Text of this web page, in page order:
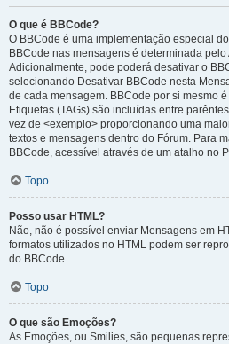
O que é BBCode?
O BBCode é uma implementação especial
BBCode nas mensagens é determinada
Adicionalmente, pode poderá desativar o
selecionando Desativar BBCode nesta
de cada mensagem. BBCode por si mesmo
Etiquetas (TAGs) são incluídas entre
vez de <exemplo> proporcionando uma
textos e mensagens dentro do Fórum. Para
BBCode, acessível através de um atalho no
Topo
Posso usar HTML?
Não, não é possível enviar Mensagens em
formatos utilizados no HTML podem ser
do BBCode.
Topo
O que são Emoções?
As Emoções, ou Smilies, são pequenas